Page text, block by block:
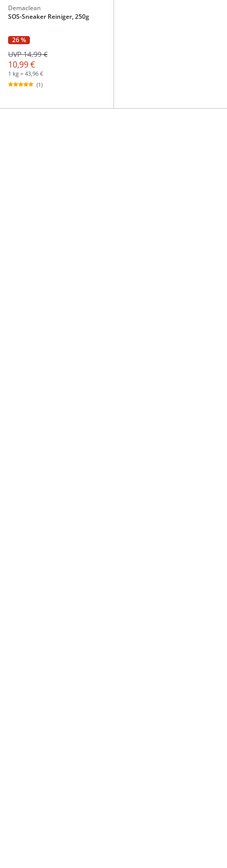
Demaclean
SOS-Sneaker Reiniger, 250g
26 %
10,99 €
UVP 14,99 €
1 kg = 43,96 €
(1)